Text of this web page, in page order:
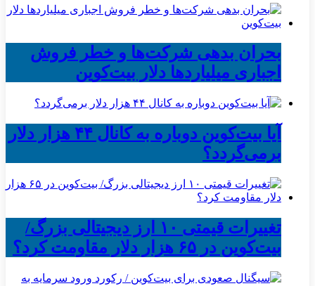
بحران بدهی شرکت‌ها و خطر فروش
اجباری میلیاردها دلار بیت‌کوین
آیا بیت‌کوین دوباره به کانال ۴۴ هزار دلار
برمی‌گردد؟
تغییرات قیمتی ۱۰ ارز دیجیتالی بزرگ/
بیت‌کوین در ۶۵ هزار دلار مقاومت کرد؟